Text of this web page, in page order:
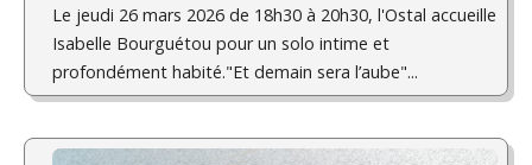
Le jeudi 26 mars 2026 de 18h30 à 20h30, l'Ostal accueille
Isabelle Bourguétou pour un solo intime et
profondément habité."Et demain sera l’aube"...